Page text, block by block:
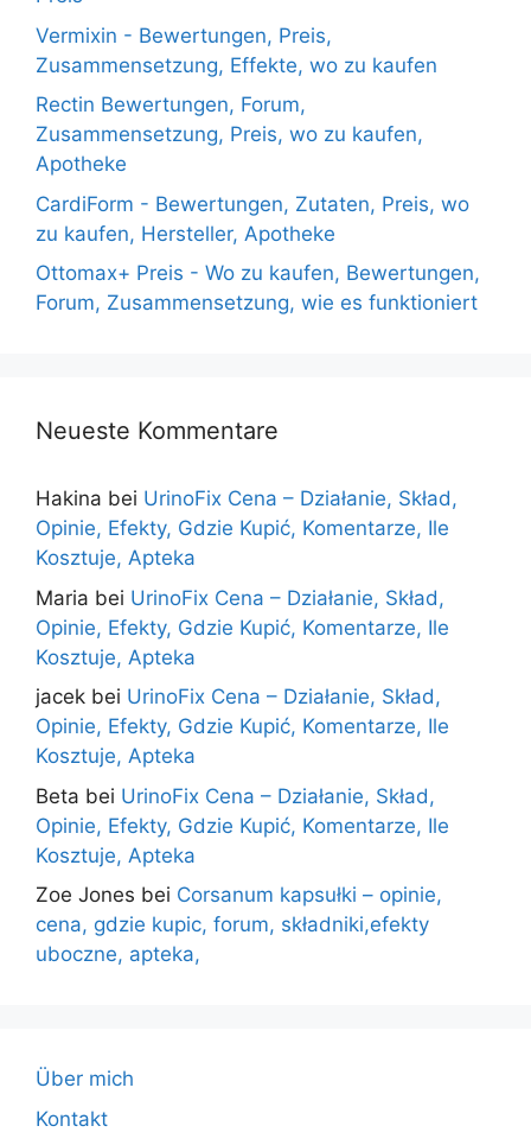
Vermixin - Bewertungen, Preis,
Zusammensetzung, Effekte, wo zu kaufen
Rectin Bewertungen, Forum,
Zusammensetzung, Preis, wo zu kaufen,
Apotheke
CardiForm - Bewertungen, Zutaten, Preis, wo
zu kaufen, Hersteller, Apotheke
Ottomax+ Preis - Wo zu kaufen, Bewertungen,
Forum, Zusammensetzung, wie es funktioniert
Neueste Kommentare
Hakina bei UrinoFix Cena – Działanie, Skład,
Opinie, Efekty, Gdzie Kupić, Komentarze, Ile
Kosztuje, Apteka
Maria bei UrinoFix Cena – Działanie, Skład,
Opinie, Efekty, Gdzie Kupić, Komentarze, Ile
Kosztuje, Apteka
jacek bei UrinoFix Cena – Działanie, Skład,
Opinie, Efekty, Gdzie Kupić, Komentarze, Ile
Kosztuje, Apteka
Beta bei UrinoFix Cena – Działanie, Skład,
Opinie, Efekty, Gdzie Kupić, Komentarze, Ile
Kosztuje, Apteka
Zoe Jones bei Corsanum kapsułki – opinie,
cena, gdzie kupic, forum, składniki,efekty
uboczne, apteka,
Über mich
Kontakt